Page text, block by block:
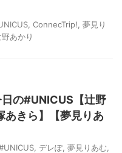
ConnecTrip! 夢見り
あかり
日の#UNICUS【辻野
あきら】【夢見りあ
デレぽ, 夢見りあむ